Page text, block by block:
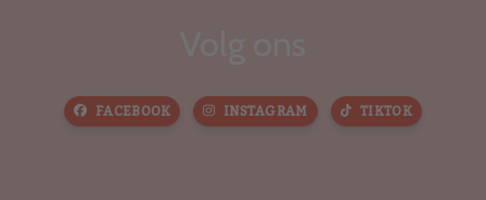
FACEBOOK INSTAGRAM TIKTOK